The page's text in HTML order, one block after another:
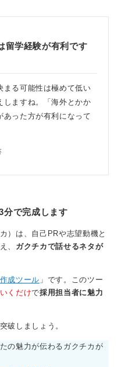
留学経験が有利です
まる可能性は極めて低い
しますね。「海外とかか
あった方が有利になって
分で完成します
）は、自己PRや志望動機と
、 ガクチカで話せるネタが
成ツール 」です。このツー
くだけで採用担当者に魅力
破しましょう。
の魅力が伝わるガクチカが